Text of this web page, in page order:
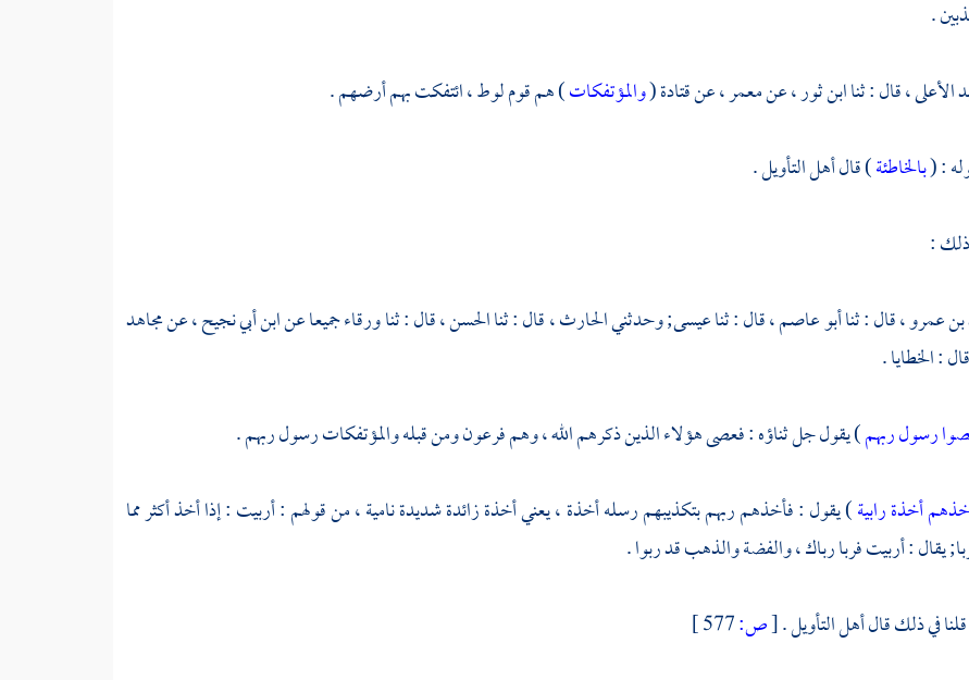
.
الأعلى ،قال : ثناابن ثور ،عنمعمر ،عنقتادة(والمؤتفكات) هم قوملوط ،ائتفكت بهم أرضهم .
: (بالخاطئة) قال أهل التأويل .
:
عمرو ،قال : ثناأبو عاصم ،قال : ثناعيسى;وحدثنيالحارث ،قال : ثناالحسن ،قال : ثناورقاءجميعا عنابن أبي نجيح ،عنمجاهد
: الخطايا .
رسول ربهم) يقول جل ثناؤه : فعصى هؤلاء الذين ذكرهم الله ، وهم فرعون ومن قبله والمؤتفكات رسول ربهم .
أخذة رابية) يقول : فأخذهم ربهم بتكذيبهم رسله أخذة ، يعني أخذة زائدة شديدة نامية ، من قولهم : أربيت : إذا أخذ أكثر مما
يقال : أربيت فربا رباك ، والفضة والذهب قد ربوا .
في ذلك قال أهل التأويل .[ص: